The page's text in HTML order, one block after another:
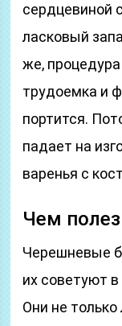
сердцевиной
ласковый
же,
трудоемка и
портится.
падает на
варенья с
Чем
Черешневые
их советуют
Они не